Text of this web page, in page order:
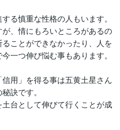
る慎重な性格の人もいます。
、情にもろいところがあるの
ことができなかったり、人を
一つ伸び悩む事もあります。
用」を得る事は五黄土星さん
訣です。
台として伸びて行くことが成